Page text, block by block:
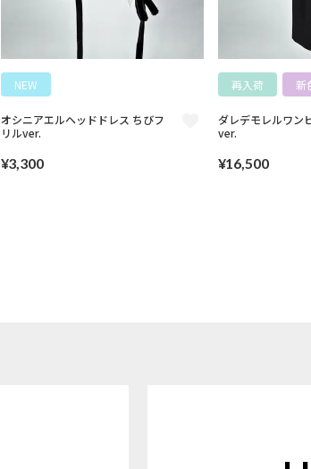
オシニアエルヘッドドレス ちびフ
リルver.
NEW
¥3,300
ダレデモレルワン
ver.
再入荷 新
¥16,500